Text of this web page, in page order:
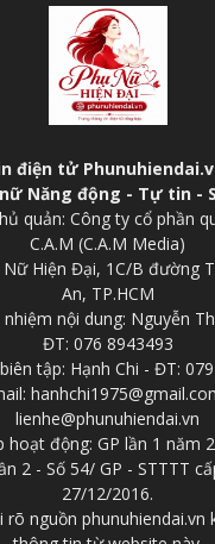
điện tử
Năng động - Tự tin -
quản: Công ty cổ phần
C.A.M (C.A.M Media)
Nữ Hiện Đại, 1C/B đường
An, TP.HCM
nội dung: Nguyễn
ĐT: 076 8943493
tập: Hạnh Chi - ĐT:
lienhe@phunuhiendai.vn
hoạt động: GP lần 1 năm
2 - Số 54/ GP - STTTT
27/12/2016.
rõ nguồn phunuhiendai.vn